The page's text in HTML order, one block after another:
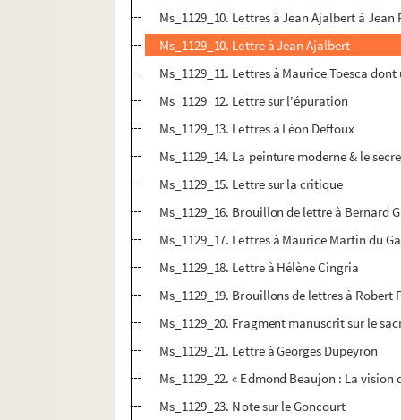
Ms_1129_10. Lettres à Jean Ajalbert à Jean
Ms_1129_10. Lettre à Jean Ajalbert
Ms_1129_11. Lettres à Maurice Toesca
Ms_1129_12. Lettre sur l'épuration
Ms_1129_13. Lettres à Léon Deffoux
Ms_1129_14. La peinture moderne & le
Ms_1129_15. Lettre sur la critique
Ms_1129_16. Brouillon de lettre à Bernard
Ms_1129_17. Lettres à Maurice Martin du
Ms_1129_18. Lettre à Hélène Cingria
Ms_1129_19. Brouillons de lettres à
Ms_1129_20. Fragment manuscrit sur le
Ms_1129_21. Lettre à Georges Dupeyron
Ms_1129_22. « Edmond Beaujon : La
Ms_1129_23. Note sur le Goncourt